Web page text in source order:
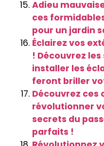
Adieu
ces
pour un jardin
Éclairez vos
! Découvrez
installer les
feront briller
Découvrez ces
révolutionner
secrets du
parfaits !